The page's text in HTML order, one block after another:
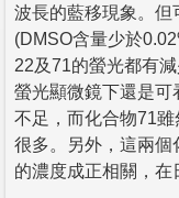
波長的藍移現象。但
(DMSO含量少於
22及71的螢光都有
螢光顯微鏡下還是可
不足，而化合物71
很多。另外，這兩個
的濃度成正相關，在